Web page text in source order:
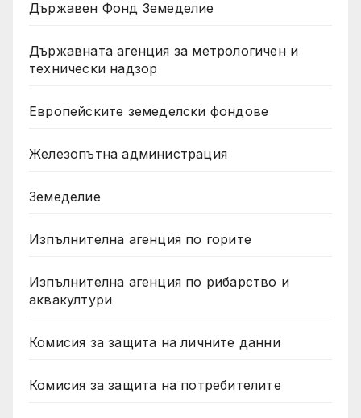
Държавен Фонд Земеделие
Държавната агенция за метрологичен и
технически надзор
Европейските земеделски фондове
Железопътна администрация
Земеделие
Изпълнителна агенция по горите
Изпълнителна агенция по рибарство и
аквакултури
Комисия за защита на личните данни
Комисия за защита на потребителите